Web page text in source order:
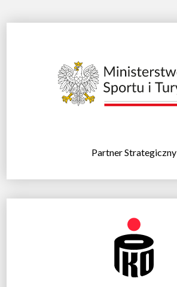
Partner Strategiczny